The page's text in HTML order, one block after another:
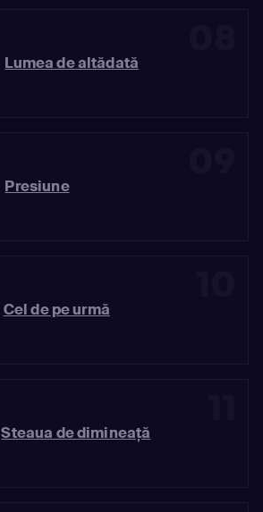
Lumea de altădată
Presiune
Cel de pe urmă
Steaua de dimineaţă